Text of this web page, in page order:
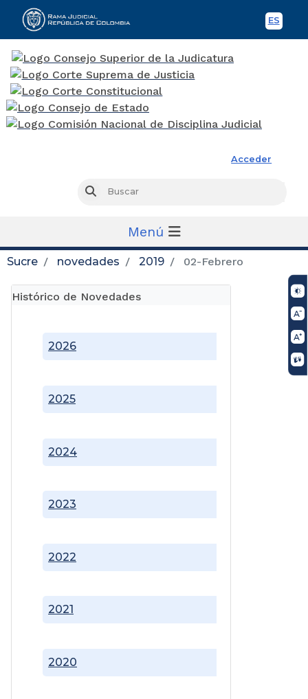
ES
Acceder
Buscar
Menú
Sucre novedades 2019 02-Febrero
Histórico de Novedades
2020
2021
2022
2023
2024
2025
2026